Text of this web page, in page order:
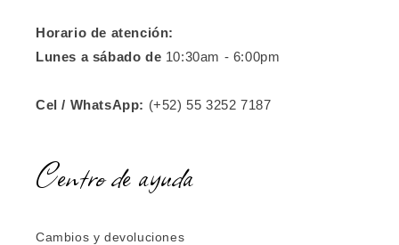
Horario de atención:
Lunes a sábado de 10:30am - 6:00pm
Cel / WhatsApp: (+52) 55 3252 7187
Centro de ayuda
Cambios y devoluciones